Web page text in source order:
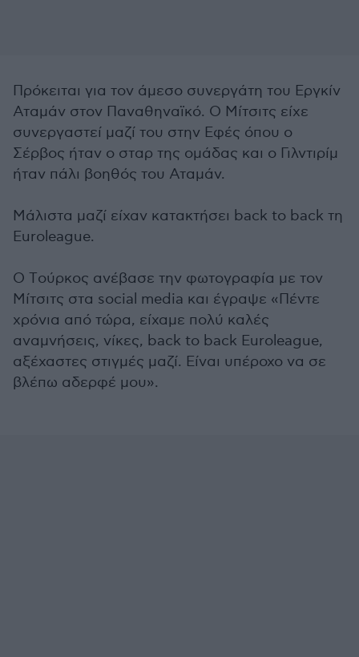
Πρόκειται για τον άμεσο συνεργάτη του Εργκίν
Αταμάν στον Παναθηναϊκό. Ο Μίτσιτς είχε
συνεργαστεί μαζί του στην Εφές όπου ο
Σέρβος ήταν ο σταρ της ομάδας και ο Γιλντιρίμ
ήταν πάλι βοηθός του Αταμάν.
Μάλιστα μαζί είχαν κατακτήσει back to back τη
Euroleague.
O Tούρκος ανέβασε την φωτογραφία με τον
Μίτσιτς στα social media και έγραψε «Πέντε
χρόνια από τώρα, είχαμε πολύ καλές
αναμνήσεις, νίκες, back to back Euroleague,
αξέχαστες στιγμές μαζί. Είναι υπέροχο να σε
βλέπω αδερφέ μου».